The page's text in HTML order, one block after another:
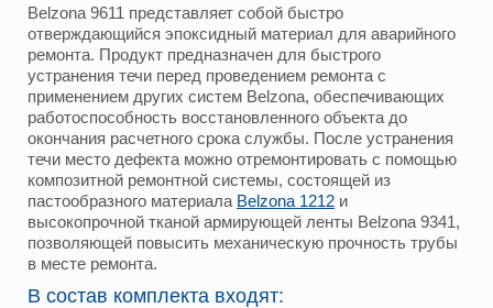
Belzona 9611 представляет собой быстро
отверждающийся эпоксидный материал для аварийного
ремонта. Продукт предназначен для быстрого
устранения течи перед проведением ремонта с
применением других систем Belzona, обеспечивающих
работоспособность восстановленного объекта до
окончания расчетного срока службы. После устранения
течи место дефекта можно отремонтировать с помощью
композитной ремонтной системы, состоящей из
пастообразного материала Belzona 1212 и
высокопрочной тканой армирующей ленты Belzona 9341,
позволяющей повысить механическую прочность трубы
в месте ремонта.
В состав комплекта входят: